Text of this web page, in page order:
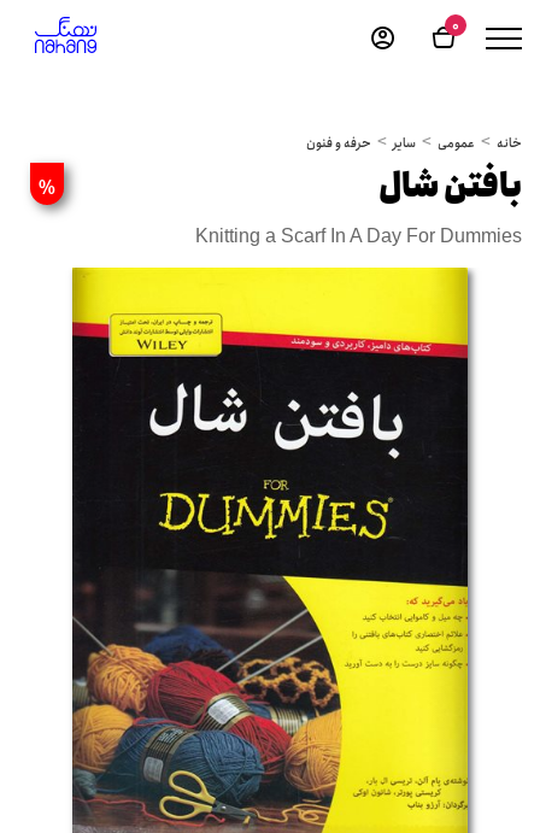
0
خانه عمومی سایر حرفه و فنون
% بافتن شال
Knitting a Scarf In A Day For Dummies